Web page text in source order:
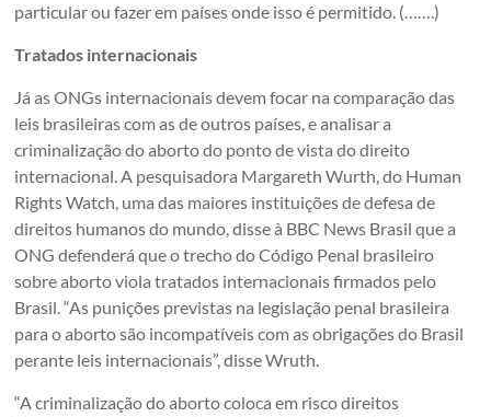
particular ou fazer em países onde isso é permitido. (…….)
Tratados internacionais
Já as ONGs internacionais devem focar na comparação das
leis brasileiras com as de outros países, e analisar a
criminalização do aborto do ponto de vista do direito
internacional. A pesquisadora Margareth Wurth, do Human
Rights Watch, uma das maiores instituições de defesa de
direitos humanos do mundo, disse à BBC News Brasil que a
ONG defenderá que o trecho do Código Penal brasileiro
sobre aborto viola tratados internacionais firmados pelo
Brasil. “As punições previstas na legislação penal brasileira
para o aborto são incompatíveis com as obrigações do Brasil
perante leis internacionais”, disse Wruth.
“A criminalização do aborto coloca em risco direitos